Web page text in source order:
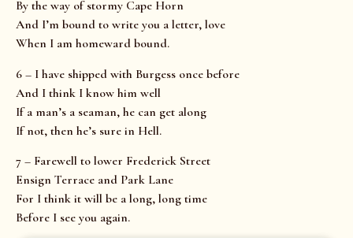
By the way of stormy Cape Horn
And I’m bound to write you a letter, love
When I am homeward bound.
6 – I have shipped with Burgess once before
And I think I know him well
If a man’s a seaman, he can get along
If not, then he’s sure in Hell.
7 – Farewell to lower Frederick Street
Ensign Terrace and Park Lane
For I think it will be a long, long time
Before I see you again.